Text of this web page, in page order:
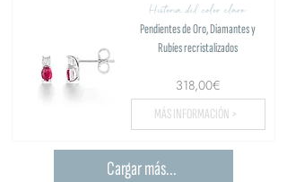
Historia del color claro
Pendientes de Oro, Diamantes y
Rubíes recristalizados
318,00€
MÁS INFORMACIÓN >
Cargar más...